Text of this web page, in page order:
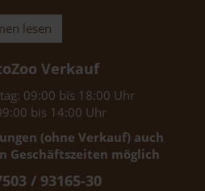
lesen
Verkauf
09:00 bis 18:00 Uhr
bis 14:00 Uhr
(ohne Verkauf) auch
Geschäftszeiten möglich
/ 93165-30